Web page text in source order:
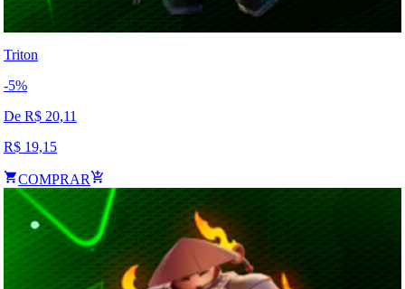
Triton
-5%
De R$ 20,11
R$ 19,15
COMPRAR